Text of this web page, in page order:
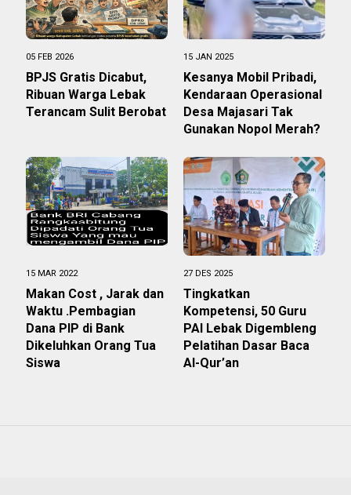
05 FEB 2026
BPJS Gratis Dicabut,
Ribuan Warga Lebak
Terancam Sulit Berobat
15 JAN 2025
Kesanya Mobil Pribadi,
Kendaraan Operasional
Desa Majasari Tak
Gunakan Nopol Merah?
15 MAR 2022
Makan Cost , Jarak dan
Waktu .Pembagian
Dana PIP di Bank
Dikeluhkan Orang Tua
Siswa
27 DES 2025
Tingkatkan
Kompetensi, 50 Guru
PAI Lebak Digembleng
Pelatihan Dasar Baca
Al-Qur’an